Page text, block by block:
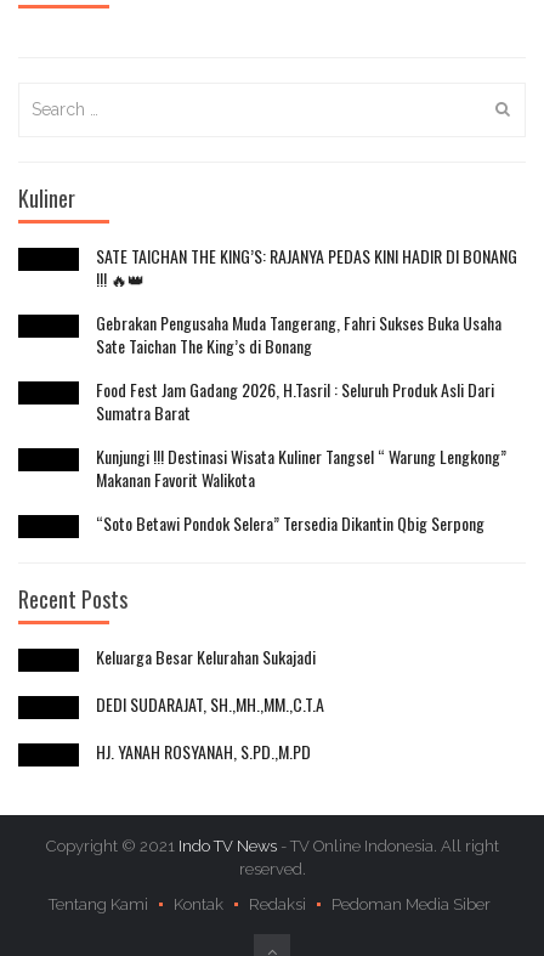
for:
Kuliner
SATE TAICHAN THE KING’S: RAJANYA PEDAS KINI HADIR DI BONANG
!!! 🔥👑
Gebrakan Pengusaha Muda Tangerang, Fahri Sukses Buka Usaha
Sate Taichan The King’s di Bonang
Food Fest Jam Gadang 2026, H.Tasril : Seluruh Produk Asli Dari
Sumatra Barat
Kunjungi !!! Destinasi Wisata Kuliner Tangsel “ Warung Lengkong”
Makanan Favorit Walikota
“Soto Betawi Pondok Selera” Tersedia Dikantin Qbig Serpong
Recent Posts
Keluarga Besar Kelurahan Sukajadi
DEDI SUDARAJAT, SH.,MH.,MM.,C.T.A
HJ. YANAH ROSYANAH, S.PD.,M.PD
Copyright © 2021 Indo TV News - TV Online Indonesia. All right
reserved.
Tentang Kami
Kontak Redaksi Pedoman Media Siber